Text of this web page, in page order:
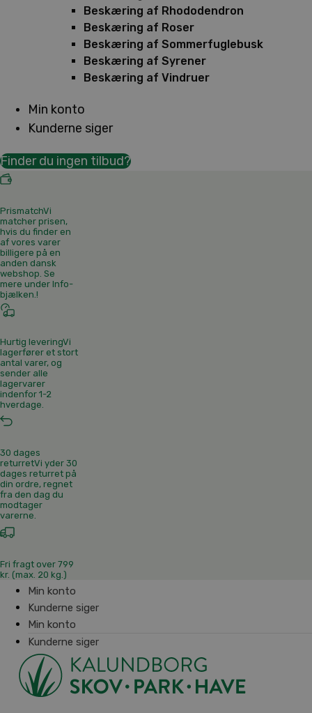
Beskæring af Rhododendron
Beskæring af Roser
Beskæring af Sommerfuglebusk
Beskæring af Syrener
Beskæring af Vindruer
Min konto
Kunderne siger
Finder du ingen tilbud?
PrismatchVi
matcher prisen,
hvis du finder en
af vores varer
billigere på en
anden dansk
webshop. Se
mere under Info-
bjælken.!
Hurtig leveringVi
lagerfører et stort
antal varer, og
sender alle
lagervarer
indenfor 1-2
hverdage.
30 dages
returretVi yder 30
dages returret på
din ordre, regnet
fra den dag du
modtager
varerne.
Fri fragt over 799
kr. (max. 20 kg.)
Min konto
Kunderne siger
Min konto
Kunderne siger